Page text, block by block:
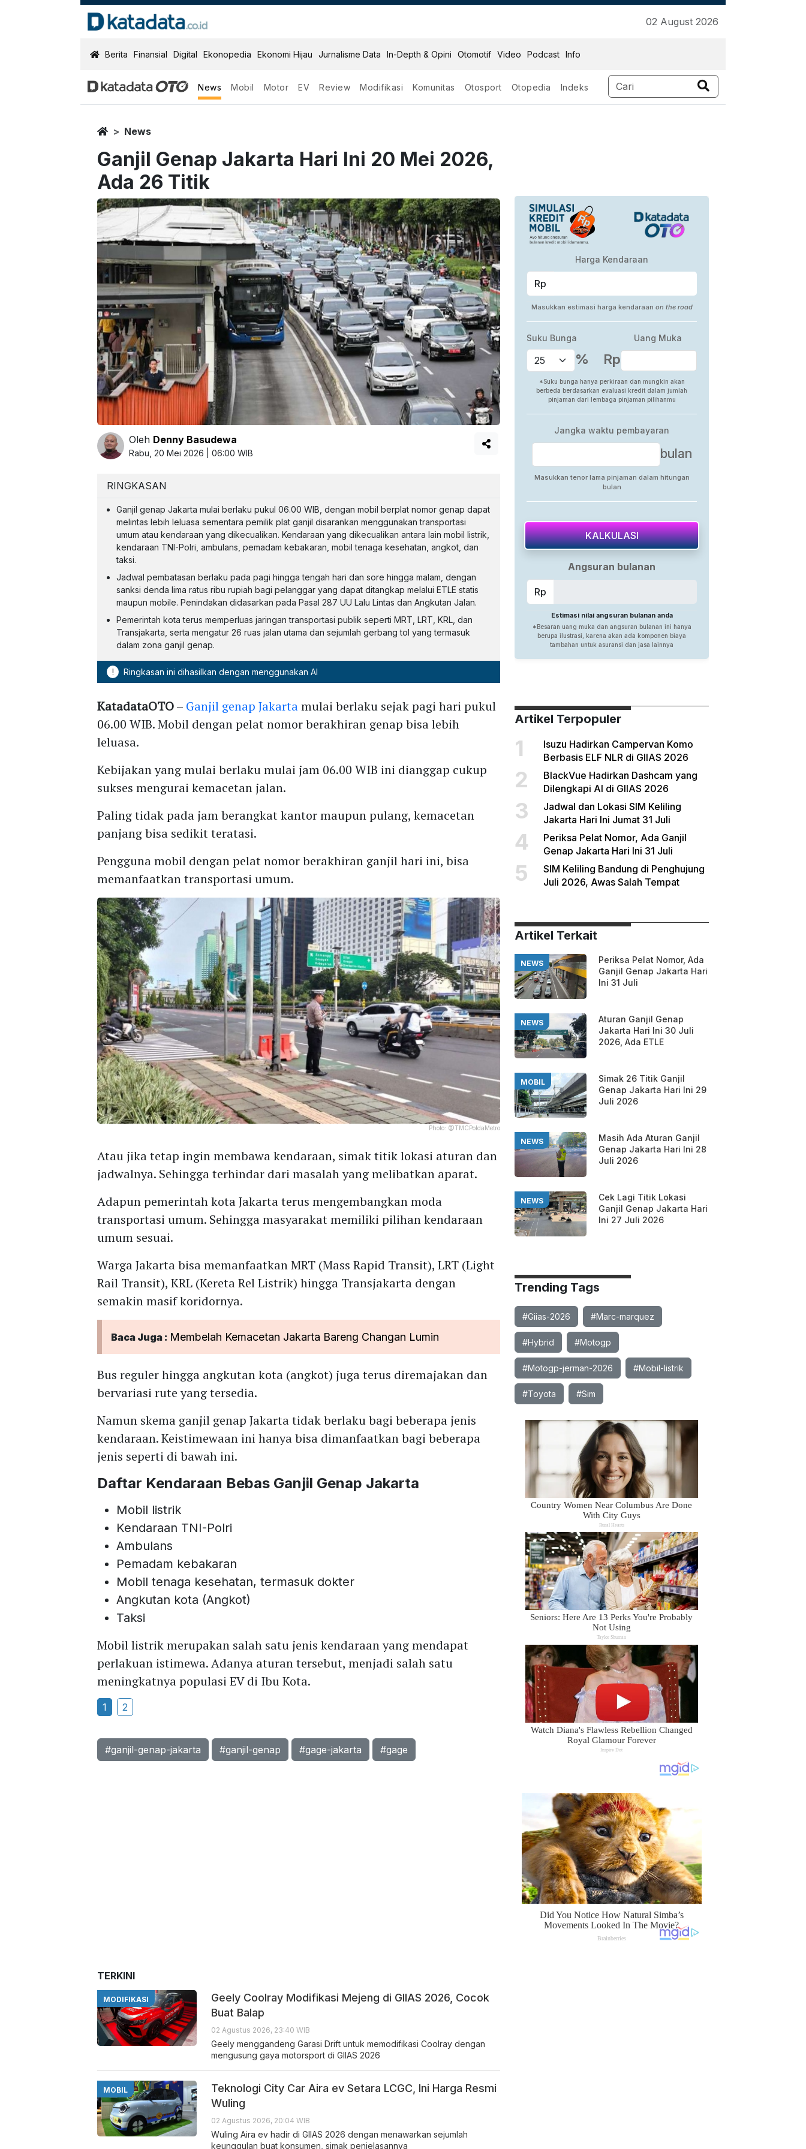
02 August 2026
KatadataOTO
Berita Finansial Digital Ekonopedia Ekonomi Hijau Jurnalisme Data In-Depth & Opini Otomotif Video Podcast Info
News Mobil Motor EV Review Modifikasi Komunitas Otosport Otopedia Indeks
HomeNews
Ganjil Genap Jakarta Hari Ini 20 Mei 2026,
Ada 26 Titik
Oleh Denny Basudewa
Rabu, 20 Mei 2026 | 06:00 WIB
RINGKASAN
Ganjil genap Jakarta mulai berlaku pukul 06.00 WIB, dengan mobil berplat nomor genap dapat
melintas lebih leluasa sementara pemilik plat ganjil disarankan menggunakan transportasi
umum atau kendaraan yang dikecualikan. Kendaraan yang dikecualikan antara lain mobil listrik,
kendaraan TNI-Polri, ambulans, pemadam kebakaran, mobil tenaga kesehatan, angkot, dan
taksi.
Jadwal pembatasan berlaku pada pagi hingga tengah hari dan sore hingga malam, dengan
sanksi denda lima ratus ribu rupiah bagi pelanggar yang dapat ditangkap melalui ETLE statis
maupun mobile. Penindakan didasarkan pada Pasal 287 UU Lalu Lintas dan Angkutan Jalan.
Pemerintah kota terus memperluas jaringan transportasi publik seperti MRT, LRT, KRL, dan
Transjakarta, serta mengatur 26 ruas jalan utama dan sejumlah gerbang tol yang termasuk
dalam zona ganjil genap.
! Ringkasan ini dihasilkan dengan menggunakan AI
KatadataOTO– Ganjil genap Jakartamulai berlaku sejak pagi hari pukul
06.00 WIB. Mobil dengan pelat nomor berakhiran genap bisa lebih
leluasa.
Kebijakan yang mulai berlaku mulai jam 06.00 WIB ini dianggap cukup
sukses mengurai kemacetan jalan.
Paling tidak pada jam berangkat kantor maupun pulang, kemacetan
panjang bisa sedikit teratasi.
Pengguna mobil dengan pelat nomor berakhiran ganjil hari ini, bisa
memanfaatkan transportasi umum.
Photo: @TMCPoldaMetro
Atau jika tetap ingin membawa kendaraan, simak titik lokasi aturan dan
jadwalnya. Sehingga terhindar dari masalah yang melibatkan aparat.
Adapun pemerintah kota Jakarta terus mengembangkan moda
transportasi umum. Sehingga masyarakat memiliki pilihan kendaraan
umum sesuai.
Warga Jakarta bisa memanfaatkan MRT (Mass Rapid Transit), LRT (Light
Rail Transit), KRL (Kereta Rel Listrik) hingga Transjakarta dengan
semakin masif koridornya.
Baca Juga : Membelah Kemacetan Jakarta Bareng Changan Lumin
Bus reguler hingga angkutan kota (angkot) juga terus diremajakan dan
bervariasi rute yang tersedia.
Namun skema ganjil genap Jakarta tidak berlaku bagi beberapa jenis
kendaraan. Keistimewaan ini hanya bisa dimanfaatkan bagi beberapa
jenis seperti di bawah ini.
Daftar Kendaraan Bebas Ganjil Genap Jakarta
Mobil listrik
Kendaraan TNI-Polri
Ambulans
Pemadam kebakaran
Mobil tenaga kesehatan, termasuk dokter
Angkutan kota (Angkot)
Taksi
Mobil listrik merupakan salah satu jenis kendaraan yang mendapat
perlakuan istimewa. Adanya aturan tersebut, menjadi salah satu
meningkatnya populasi EV di Ibu Kota.
1 2
#ganjil-genap-jakarta #ganjil-genap #gage-jakarta #gage
Artikel Terpopuler
1
Isuzu Hadirkan Campervan Komo
Berbasis ELF NLR di GIIAS 2026
2
BlackVue Hadirkan Dashcam yang
Dilengkapi AI di GIIAS 2026
3
Jadwal dan Lokasi SIM Keliling
Jakarta Hari Ini Jumat 31 Juli
4
Periksa Pelat Nomor, Ada Ganjil
Genap Jakarta Hari Ini 31 Juli
5
SIM Keliling Bandung di Penghujung
Juli 2026, Awas Salah Tempat
Artikel Terkait
NEWS
Periksa Pelat Nomor, Ada
Ganjil Genap Jakarta Hari
Ini 31 Juli
NEWS
Aturan Ganjil Genap
Jakarta Hari Ini 30 Juli
2026, Ada ETLE
MOBIL
Simak 26 Titik Ganjil
Genap Jakarta Hari Ini 29
Juli 2026
NEWS
Masih Ada Aturan Ganjil
Genap Jakarta Hari Ini 28
Juli 2026
NEWS
Cek Lagi Titik Lokasi
Ganjil Genap Jakarta Hari
Ini 27 Juli 2026
Trending Tags
#Giias-2026 #Marc-marquez
#Hybrid #Motogp
#Motogp-jerman-2026 #Mobil-listrik
#Toyota #Sim
TERKINI
MODIFIKASI
Geely Coolray Modifikasi Mejeng di GIIAS 2026, Cocok
Buat Balap
02 Agustus 2026, 23:40 WIB
Geely menggandeng Garasi Drift untuk memodifikasi Coolray dengan
mengusung gaya motorsport di GIIAS 2026
MOBIL
Teknologi City Car Aira ev Setara LCGC, Ini Harga Resmi
Wuling
02 Agustus 2026, 20:04 WIB
Wuling Aira ev hadir di GIIAS 2026 dengan menawarkan sejumlah
keunggulan buat konsumen, simak penjelasannya